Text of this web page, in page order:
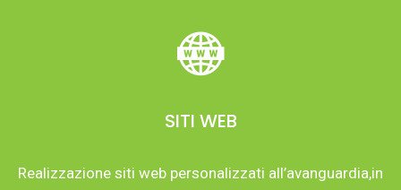
SITI WEB
Realizzazione siti web personalizzati all’avanguardia,in